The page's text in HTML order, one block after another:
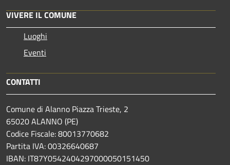
VIVERE IL COMUNE
Luoghi
Eventi
CONTATTI
Comune di Alanno Piazza Trieste, 2
65020 ALANNO (PE)
Codice Fiscale: 80013770682
Partita IVA: 00326640687
IBAN: IT87Y0542404297000050151450